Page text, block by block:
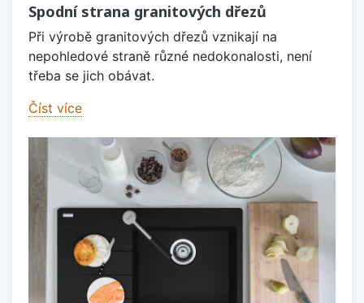
Spodní strana granitových dřezů
Při výrobě granitových dřezů vznikají na
nepohledové straně různé nedokonalosti, není
třeba se jich obávat.
Číst více